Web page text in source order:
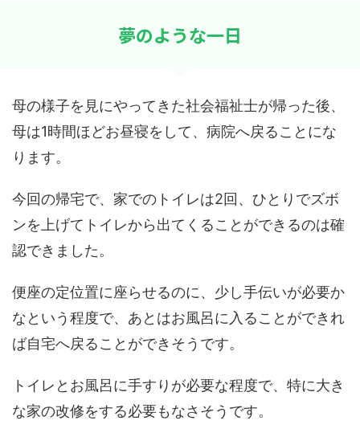
夢のような一日
母の様子を見にやってきた社会福祉士が帰った後、
母は1時間ほどお昼寝をして、病院へ戻ることにな
ります。
今回の帰宅で、家でのトイレは2回、ひとりでズボ
ンを上げてトイレから出てくることができるのは確
認できました。
便座の定位置に座らせるのに、少し手伝いが必要か
なという程度で、あとはお風呂に入ることができれ
ば自宅へ戻ることができそうです。
トイレとお風呂に手すりが必要な程度で、特に大き
な家の改修をする必要もなさそうです。